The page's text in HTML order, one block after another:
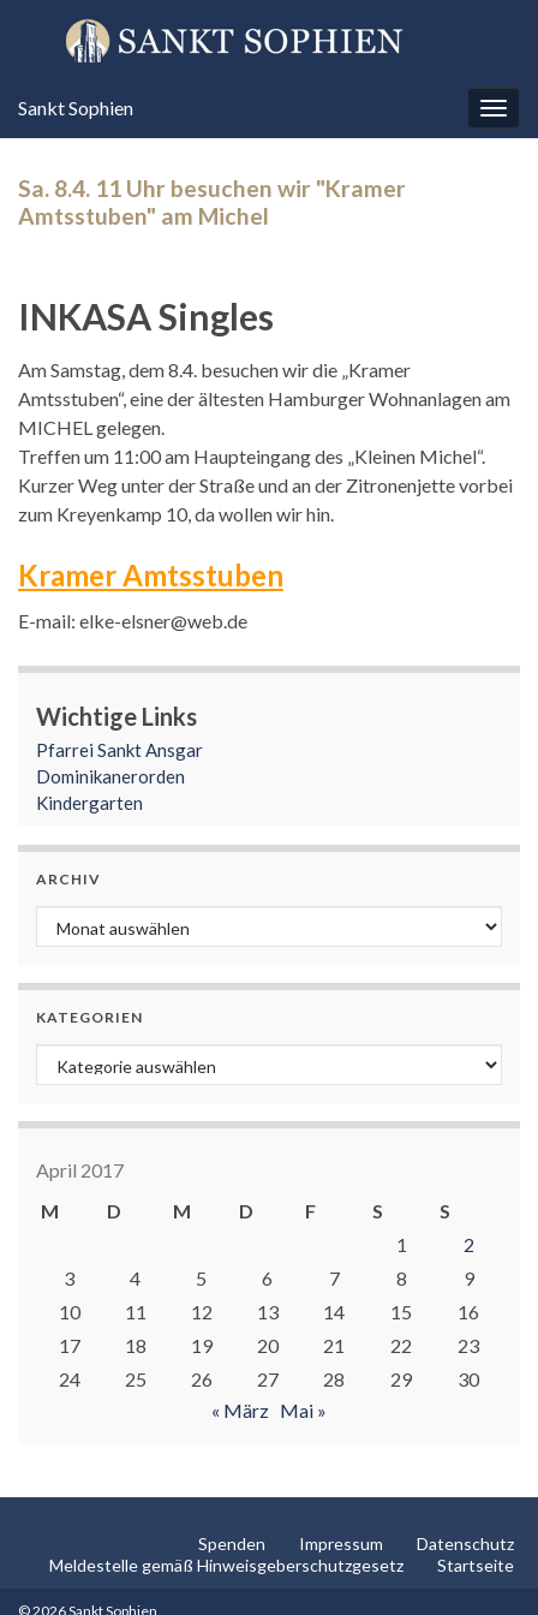
Sankt Sophien
Sa. 8.4. 11 Uhr besuchen wir "Kramer
Amtsstuben" am Michel
INKASA Singles
Am Samstag, dem 8.4. besuchen wir die „Kramer
Amtsstuben“, eine der ältesten Hamburger Wohnanlagen am
MICHEL gelegen.
Treffen um 11:00 am Haupteingang des „Kleinen Michel“.
Kurzer Weg unter der Straße und an der Zitronenjette vorbei
zum Kreyenkamp 10, da wollen wir hin.
Kramer Amtsstuben
E-mail: elke-elsner@web.de
Wichtige Links
Pfarrei Sankt Ansgar
Dominikanerorden
Kindergarten
ARCHIV
Archiv
KATEGORIEN
Kategorien
April 2017
M
D M D F S
S
1
2
3
4 5 6 7 8
9
10
11 12 13 14 15
16
17
18 19 20 21 22
23
24
25 26 27 28 29
30
« März Mai »
Spenden Impressum
Datenschutz
Meldestelle gemäß Hinweisgeberschutzgesetz
Startseite
© 2026 Sankt Sophien.